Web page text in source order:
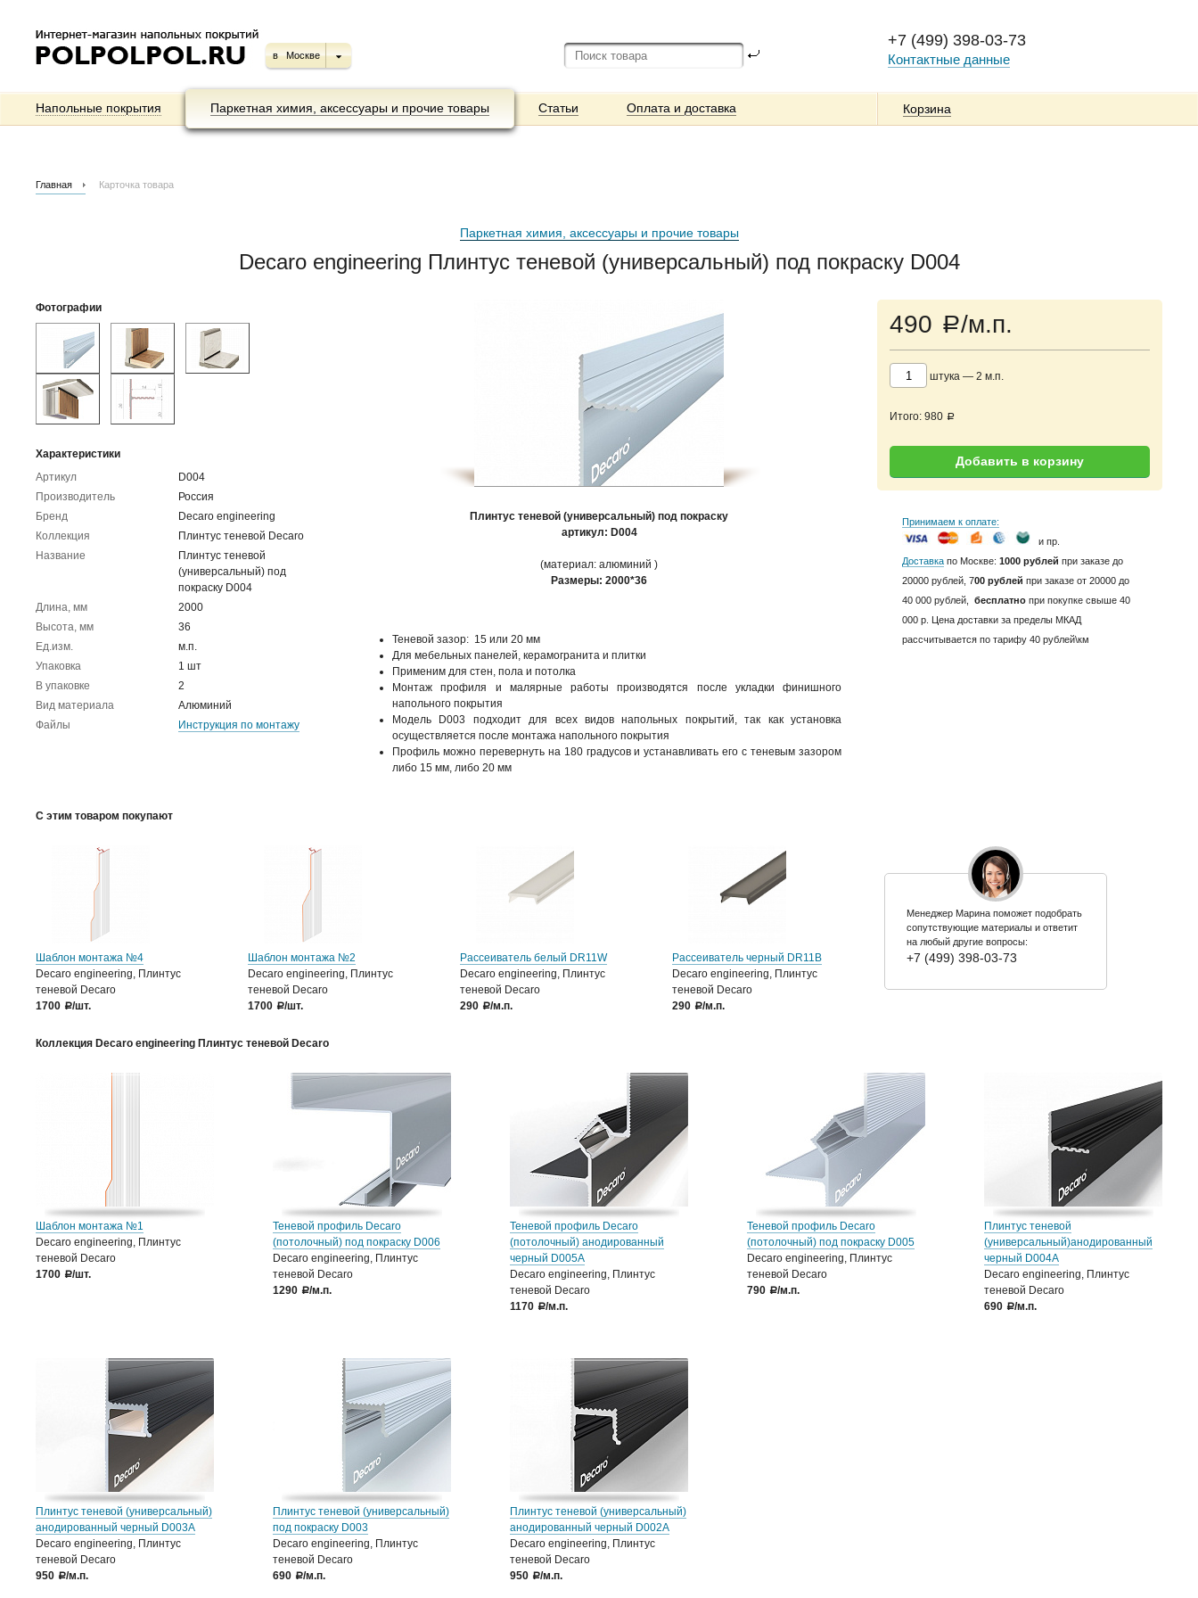
в Москве
+7 (499) 398-03-73
Контактные данные
Напольные покрытия Паркетная химия, аксессуары и прочие товары Статьи Оплата и доставка Корзина
Главная Карточка товара
Паркетная химия, аксессуары и прочие товары
Decaro engineering Плинтус теневой (универсальный) под покраску D004
Фотографии
Характеристики
Артикул
D004
Производитель
Россия
Бренд
Decaro engineering
Коллекция
Плинтус теневой Decaro
Название
Плинтус теневой
(универсальный) под
покраску D004
Длина, мм
2000
Высота, мм
36
Ед.изм.
м.п.
Упаковка
1 шт
В упаковке
2
Вид материала
Алюминий
Файлы
Инструкция по монтажу
490 a/м.п.
штука — 2 м.п.
Итого: 980 a
Добавить в корзину
Принимаем к оплате:
и пр.
Доставка по Москве: 1000 рублей при заказе до
20000 рублей, 700 рублей при заказе от 20000 до
40 000 рублей, бесплатно при покупке свыше 40
000 р. Цена доставки за пределы МКАД
рассчитывается по тарифу 40 рублей\км
Плинтус теневой (универсальный) под покраску
артикул: D004
(материал: алюминий )
Размеры: 2000*36
Теневой зазор: 15 или 20 мм
Для мебельных панелей, керамогранита и плитки
Применим для стен, пола и потолка
Монтаж профиля и малярные работы производятся после укладки финишного
напольного покрытия
Модель D003 подходит для всех видов напольных покрытий, так как установка
осуществляется после монтажа напольного покрытия
Профиль можно перевернуть на 180 градусов и устанавливать его с теневым зазором
либо 15 мм, либо 20 мм
С этим товаром покупают
Шаблон монтажа №4
Decaro engineering, Плинтус
теневой Decaro
1700
a/шт.
Шаблон монтажа №2
Decaro engineering, Плинтус
теневой Decaro
1700
a/шт.
Рассеиватель белый DR11W
Decaro engineering, Плинтус
теневой Decaro
290
a/м.п.
Рассеиватель черный DR11B
Decaro engineering, Плинтус
теневой Decaro
290
a/м.п.
Менеджер Марина поможет подобрать
сопутствующие материалы и ответит
на любый другие вопросы:
+7 (499) 398-03-73
Коллекция Decaro engineering Плинтус теневой Decaro
Шаблон монтажа №1
Decaro engineering, Плинтус
теневой Decaro
1700
a/шт.
Теневой профиль Decaro
(потолочный) под покраску D006
Decaro engineering, Плинтус
теневой Decaro
1290
a/м.п.
Теневой профиль Decaro
(потолочный) анодированный
черный D005А
Decaro engineering, Плинтус
теневой Decaro
1170
a/м.п.
Теневой профиль Decaro
(потолочный) под покраску D005
Decaro engineering, Плинтус
теневой Decaro
790
a/м.п.
Плинтус теневой
(универсальный)анодированный
черный D004А
Decaro engineering, Плинтус
теневой Decaro
690
a/м.п.
Плинтус теневой (универсальный)
анодированный черный D003А
Decaro engineering, Плинтус
теневой Decaro
950
a/м.п.
Плинтус теневой (универсальный)
под покраску D003
Decaro engineering, Плинтус
теневой Decaro
690
a/м.п.
Плинтус теневой (универсальный)
анодированный черный D002А
Decaro engineering, Плинтус
теневой Decaro
950
a/м.п.